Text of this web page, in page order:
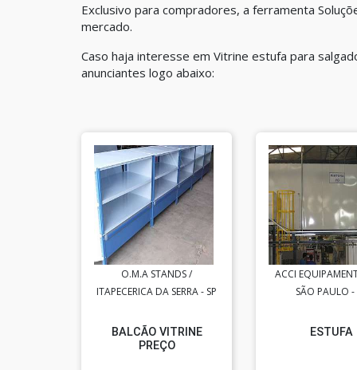
Exclusivo para compradores, a ferramenta
mercado.
Caso haja interesse em Vitrine estufa para
anunciantes logo abaixo:
O.M.A STANDS /
ITAPECERICA DA SERRA - SP
BALCÃO VITRINE
PREÇO
ACCI
SÃO PAULO -
ESTUFA